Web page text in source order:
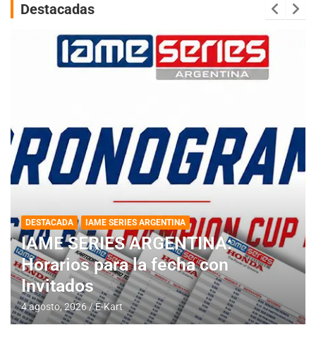
Destacadas
DESTACADA IAME SERIES ARGENTINA
IAME SERIES ARGENTINA:
Horarios para la fecha con
Invitados
4 agosto, 2026 E-Kart